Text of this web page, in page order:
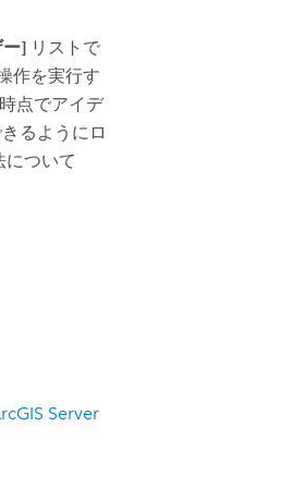
ー] リストで
作を実行す
点でアイデ
るようにロ
について
Server